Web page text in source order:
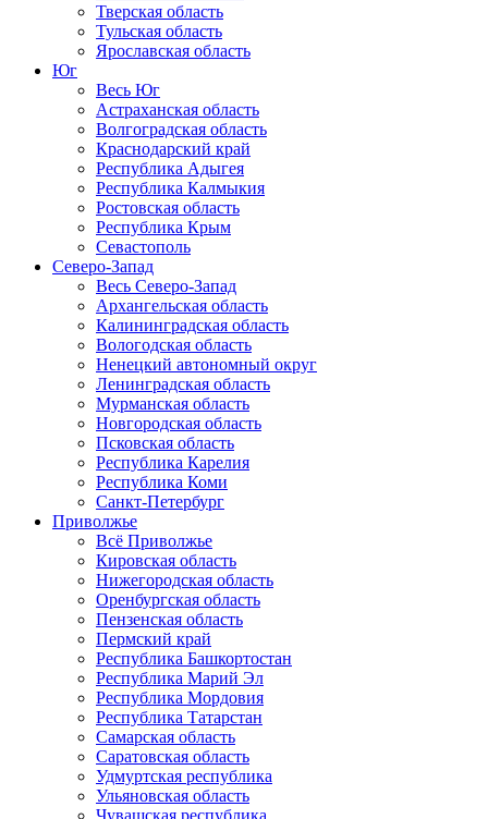
Тверская область
Тульская область
Ярославская область
Юг
Весь Юг
Астраханская область
Волгоградская область
Краснодарский край
Республика Адыгея
Республика Калмыкия
Ростовская область
Республика Крым
Севастополь
Северо-Запад
Весь Северо-Запад
Архангельская область
Калининградская область
Вологодская область
Ненецкий автономный округ
Ленинградская область
Мурманская область
Новгородская область
Псковская область
Республика Карелия
Республика Коми
Санкт-Петербург
Приволжье
Всё Приволжье
Кировская область
Нижегородская область
Оренбургская область
Пензенская область
Пермский край
Республика Башкортостан
Республика Марий Эл
Республика Мордовия
Республика Татарстан
Самарская область
Саратовская область
Удмуртская республика
Ульяновская область
Чувашская республика